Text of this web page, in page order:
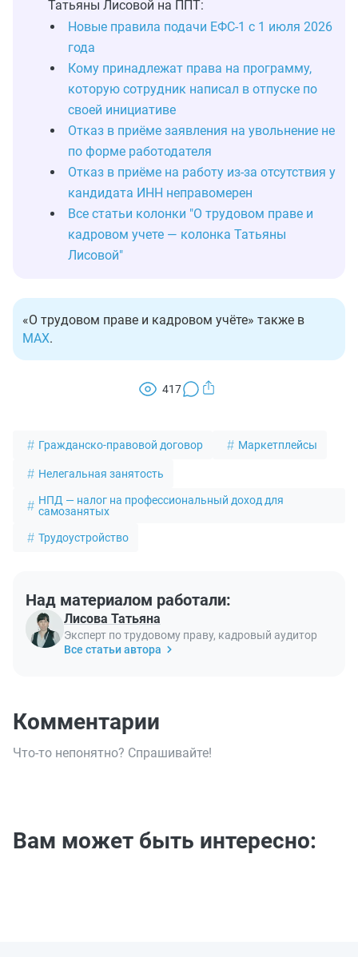
Татьяны Лисовой на ППТ:
Новые правила подачи ЕФС-1 с 1 июля 2026
года
Кому принадлежат права на программу,
которую сотрудник написал в отпуске по
своей инициативе
Отказ в приёме заявления на увольнение не
по форме работодателя
Отказ в приёме на работу из-за отсутствия у
кандидата ИНН неправомерен
Все статьи колонки "О трудовом праве и
кадровом учете — колонка Татьяны
Лисовой"
«О трудовом праве и кадровом учёте» также в
MAX.
417
Гражданско-правовой договор Маркетплейсы
Нелегальная занятость
НПД — налог на профессиональный доход для
самозанятых
Трудоустройство
Над материалом работали:
Лисова Татьяна
Эксперт по трудовому праву, кадровый аудитор
Все статьи автора
Комментарии
Что-то непонятно? Спрашивайте!
Вам может быть интересно: